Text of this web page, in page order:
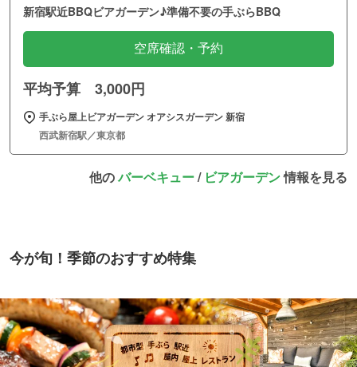
新宿駅近BBQビアガーデン♪準備不要の手ぶらBBQ
空席確認・予約
平均予算 3,000円
手ぶら屋上ビアガーデン オアシスガーデン 新宿
西武新宿駅／東京都
他のバーベキュー/ ビアガーデン情報を見る
今が旬！季節のおすすめ特集